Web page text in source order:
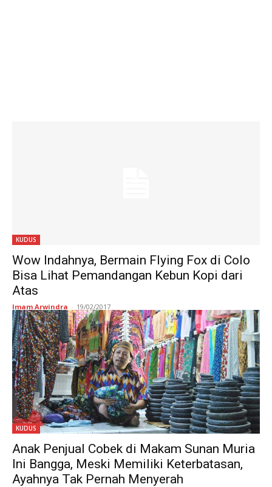
KUDUS
Wow Indahnya, Bermain Flying Fox di Colo
Bisa Lihat Pemandangan Kebun Kopi dari
Atas
Imam Arwindra - 19/02/2017
KUDUS
Anak Penjual Cobek di Makam Sunan Muria
Ini Bangga, Meski Memiliki Keterbatasan,
Ayahnya Tak Pernah Menyerah